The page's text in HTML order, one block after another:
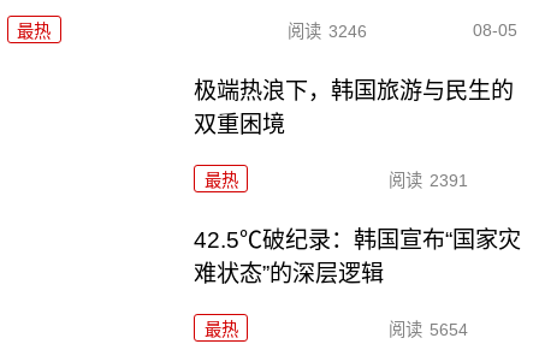
最热 阅读 3246 08-05
极端热浪下，韩国旅游与民生的
双重困境
最热 阅读 2391
42.5℃破纪录：韩国宣布“国家灾
难状态”的深层逻辑
最热 阅读 5654